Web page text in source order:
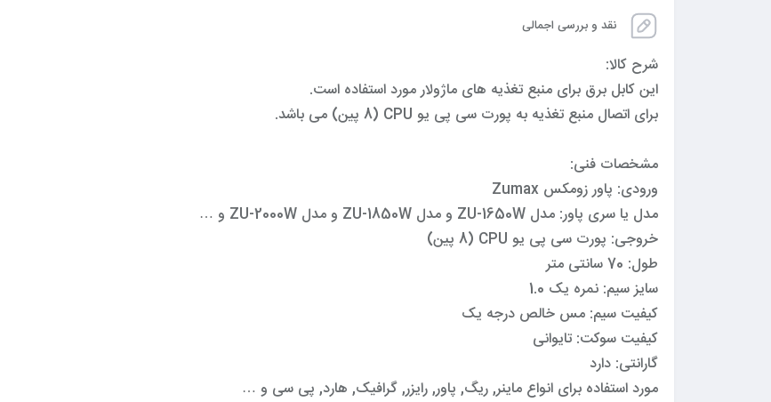
نقد و بررسی اجمالی
شرح کالا:
این کابل برق برای منبع تغذیه های ماژولار مورد استفاده است.
برای اتصال منبع تغذیه به پورت سی پی یو CPU (8 پین) می باشد.
مشخصات فنی:
ورودی: پاور زومکس Zumax
مدل یا سری پاور: مدل ZU-1650W و مدل ZU-1850W و مدل ZU-2000W و …
خروجی: پورت سی پی یو CPU (8 پین)
طول: 70 سانتی متر
سایز سیم: نمره یک 1.0
کیفیت سیم: مس خالص درجه یک
کیفیت سوکت: تایوانی
گارانتی: دارد
مورد استفاده برای انواع ماینر, ریگ, پاور, رایزر, گرافیک, هارد, پی سی و …